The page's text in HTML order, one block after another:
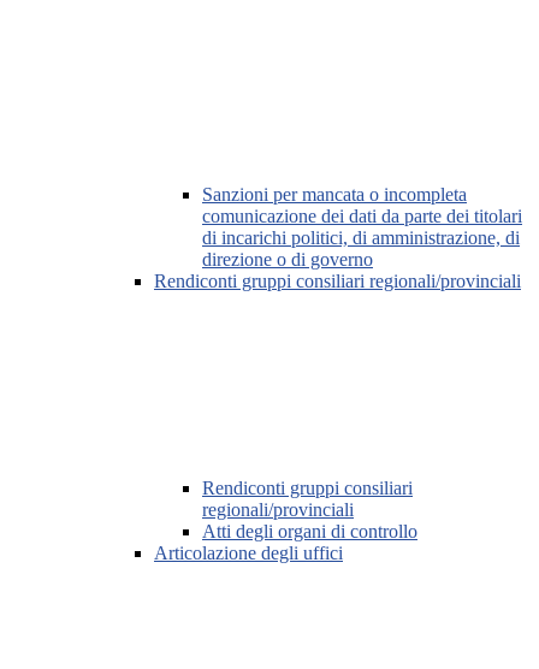
Sanzioni per mancata o incompleta
comunicazione dei dati da parte dei titolari
di incarichi politici, di amministrazione, di
direzione o di governo
Rendiconti gruppi consiliari regionali/provinciali
Rendiconti gruppi consiliari
regionali/provinciali
Atti degli organi di controllo
Articolazione degli uffici